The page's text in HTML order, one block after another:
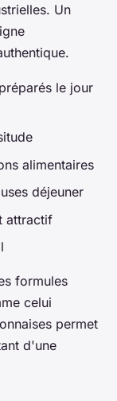
Un
le jour
alimentaires
déjeuner
attractif
formules
celui
permet
d'une